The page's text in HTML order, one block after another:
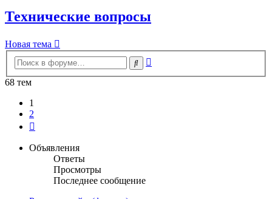
Технические вопросы
Новая тема
Поиск
68 тем
1
2
Объявления
Ответы
Просмотры
Последнее сообщение